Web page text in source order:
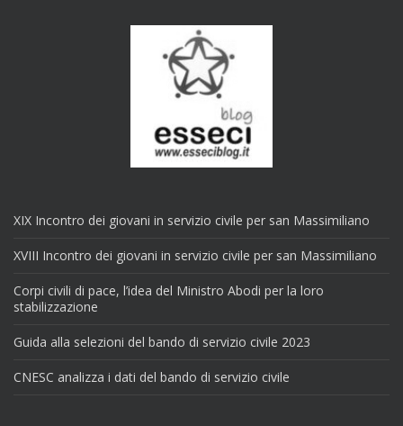
XIX Incontro dei giovani in servizio civile per san Massimiliano
XVIII Incontro dei giovani in servizio civile per san Massimiliano
Corpi civili di pace, l’idea del Ministro Abodi per la loro
stabilizzazione
Guida alla selezioni del bando di servizio civile 2023
CNESC analizza i dati del bando di servizio civile